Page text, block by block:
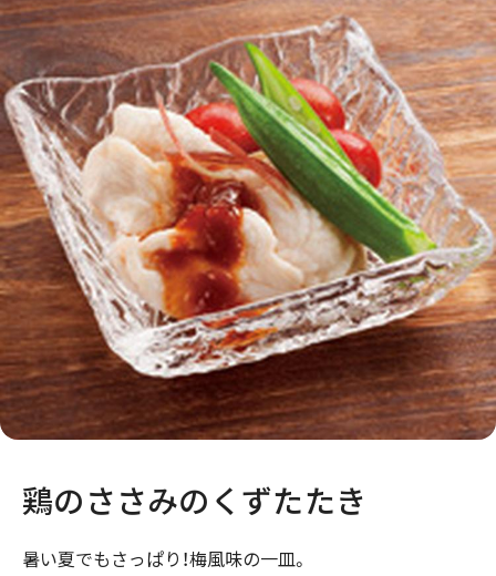
鶏のささみのくずたたき
暑い夏でもさっぱり！梅風味の一皿。